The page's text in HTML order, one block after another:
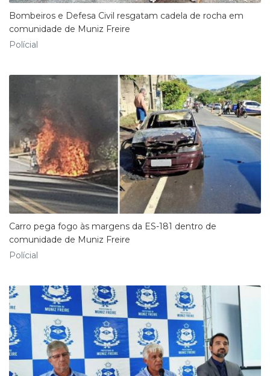
Bombeiros e Defesa Civil resgatam cadela de rocha em
comunidade de Muniz Freire
Polícial
Carro pega fogo às margens da ES-181 dentro de
comunidade de Muniz Freire
Polícial